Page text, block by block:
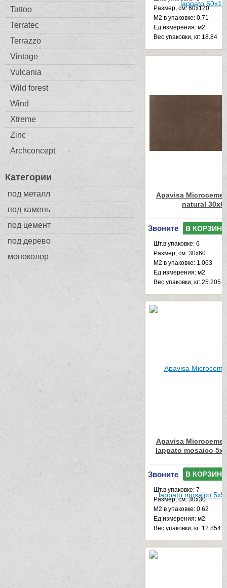
Tattoo
Terratec
Terrazzo
Vintage
Vulcania
Wild forest
Wind
Xtreme
Zinc
Archconcept
Категории
под металл
под камень
под цемент
под дерево
моноколор
Размер, см: 60x120
М2 в упаковке: 0.71
Ед.измерения: м2
Веc упаковки, кг: 18.84
Apavisa
natural
Звоните В КОРЗИНУ
Шт.в упаковке: 6
Размер, см: 30x60
М2 в упаковке: 1.063
Ед.измерения: м2
Веc упаковки, кг: 25.205
Apavisa
lappato mosaico
Звоните В КОРЗИНУ
Шт.в упаковке: 7
Размер, см: 30x30
М2 в упаковке: 0.62
Ед.измерения: м2
Веc упаковки, кг: 12.854